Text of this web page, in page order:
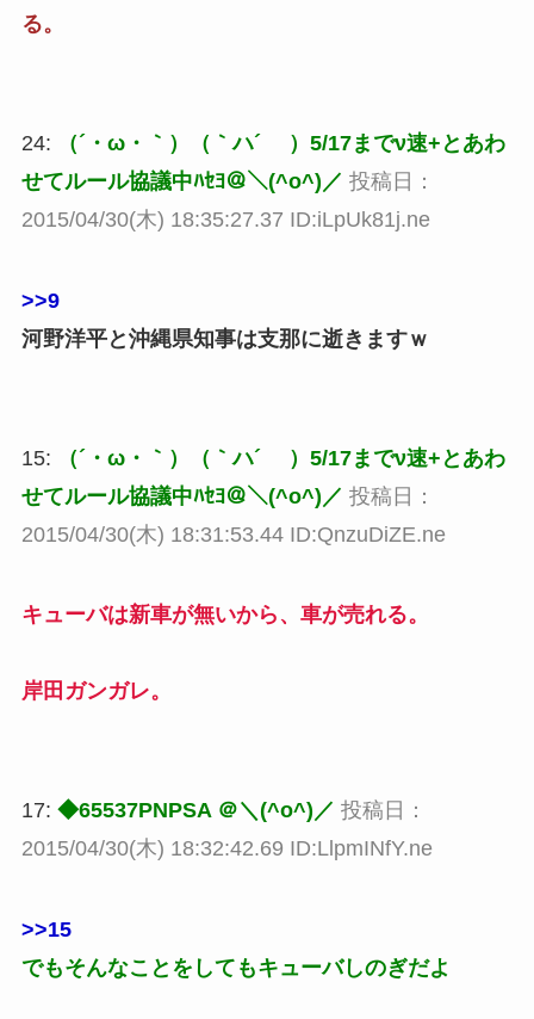
る。
24:
（´・ω・｀）（｀ハ´ ）5/17までν速+とあわ
せてルール協議中ﾊｾﾖ＠＼(^o^)／ 投稿日：
2015/04/30(木) 18:35:27.37 ID:iLpUk81j.ne
>>9
河野洋平と沖縄県知事は支那に逝きますｗ
15:
（´・ω・｀）（｀ハ´ ）5/17までν速+とあわ
せてルール協議中ﾊｾﾖ＠＼(^o^)／ 投稿日：
2015/04/30(木) 18:31:53.44 ID:QnzuDiZE.ne
キューバは新車が無いから、車が売れる。
岸田ガンガレ。
17: ◆65537PNPSA ＠＼(^o^)／ 投稿日：
2015/04/30(木) 18:32:42.69 ID:LlpmINfY.ne
>>15
でもそんなことをしてもキューバしのぎだよ